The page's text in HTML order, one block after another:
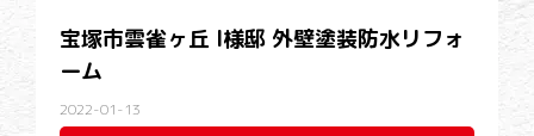
宝塚市雲雀ヶ丘 I様邸 外壁塗装防水リフォ
ーム
2022-01-13